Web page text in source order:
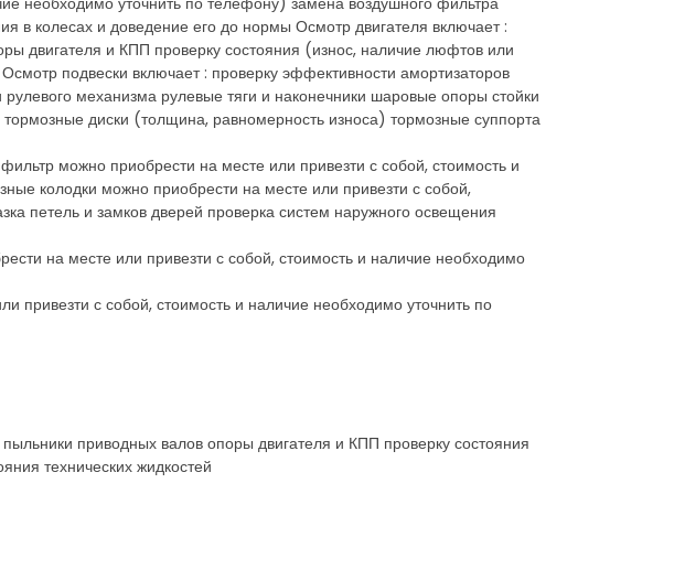
в колесах и доведение его до нормы Осмотр двигателя включает :
двигателя и КПП проверку состояния (износ, наличие люфтов или
подвески включает : проверку эффективности амортизаторов
механизма рулевые тяги и наконечники шаровые опоры стойки
диски (толщина, равномерность износа) тормозные суппорта
можно приобрести на месте или привезти с собой, стоимость и
колодки можно приобрести на месте или привезти с собой,
петель и замков дверей проверка систем наружного освещения
на месте или привезти с собой, стоимость и наличие необходимо
с собой, стоимость и наличие необходимо уточнить по
приводных валов опоры двигателя и КПП проверку состояния
технических жидкостей